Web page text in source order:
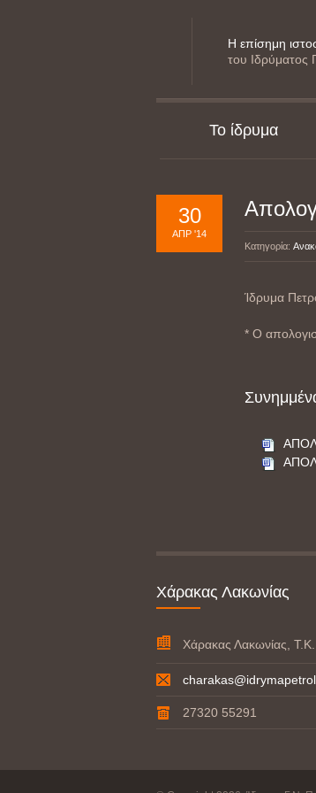
Η επίσημη
του Ιδρύματος
Το ίδρυμα
30
ΑΠΡ '14
Κατηγορία:
Ίδρυμα
* Ο
Χάρακας Λακωνίας
Χάρακας Λακωνίας,
27320 55291